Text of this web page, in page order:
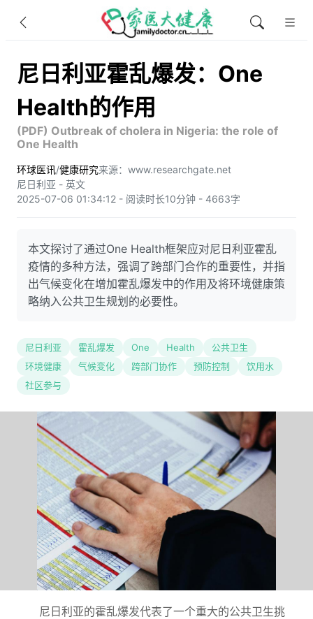
尼日利亚霍乱爆发：One
Health的作用
(PDF) Outbreak of cholera in Nigeria: the role of
One Health
环球医讯/健康研究来源：www.researchgate.net
尼日利亚 - 英文
2025-07-06 01:34:12 - 阅读时长10分钟 - 4663字
本文探讨了通过One Health框架应对尼日利亚霍乱
疫情的多种方法，强调了跨部门合作的重要性，并指
出气候变化在增加霍乱爆发中的作用及将环境健康策
略纳入公共卫生规划的必要性。
尼日利亚 霍乱爆发 One Health
公共卫生
环境健康
气候变化 跨部门协作 预防控制
饮用水
社区参与
尼日利亚的霍乱爆发代表了一个重大的公共卫生挑